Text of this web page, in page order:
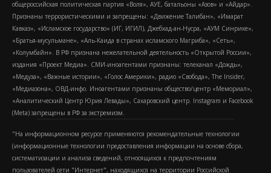
общероссийская политическая партия «Воля», АУЕ, батальоны «Азов» и «Айдар».
Признаны террористическими и запрещены: «Движение Талибан», «Имарат
Кавказ», «Исламское государство» (ИГ, ИГИЛ), Джебхад-ан-Нусра, «АУМ Синрике»,
«Братья-мусульмане», «Аль-Каида в странах исламского Магриба», «Сеть»,
«Колумбайн». В РФ признана нежелательной деятельность «Открытой России»,
издания «Проект Медиа». СМИ-иноагентами признаны: телеканал «Дождь»,
«Медуза», «Важные истории», «Голос Америки», радио «Свобода», The Insider,
«Медиазона», ОВД-инфо. Иноагентами признаны общество/центр «Мемориал»,
«Аналитический Центр Юрия Левады», Сахаровский центр. Instagram и Facebook
(Metа) запрещены в РФ за экстремизм.
"На информационном ресурсе применяются рекомендательные технологии
(информационные технологии предоставления информации на основе сбора,
систематизации и анализа сведений, относящихся к предпочтениям
пользователей сети "Интернет", находящихся на территории Российской